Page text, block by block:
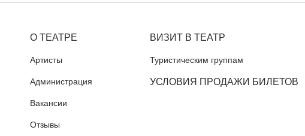
О ТЕАТРЕ
Артисты
Администрация
Вакансии
Отзывы
ВИЗИТ В ТЕАТР
Туристическим группам
УСЛОВИЯ ПРОДАЖИ БИЛЕТОВ